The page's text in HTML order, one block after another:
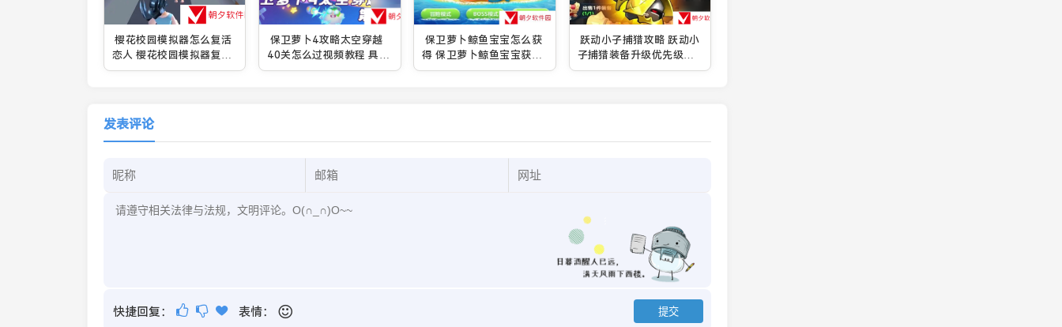
樱花校园模拟器怎么复活
恋人 樱花校园模拟器复活
恋人的方法
保卫萝卜4攻略太空穿越
40关怎么过视频教程 具体
介绍
保卫萝卜鲸鱼宝宝怎么获
得 保卫萝卜鲸鱼宝宝获得
攻略
跃动小子捕猎攻略 跃动小
子捕猎装备升级优先级介
绍
发表评论
快捷回复： 表情：